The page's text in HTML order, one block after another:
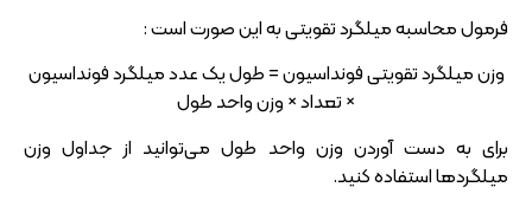
فرمول محاسبه میلگرد تقویتی به این صورت است :
وزن میلگرد تقویتی فونداسیون = طول یک عدد میلگرد فونداسیون
× تعداد × وزن واحد طول
برای به دست آوردن وزن واحد طول می‌توانید از جداول وزن
میلگرد‌ها استفاده کنید.